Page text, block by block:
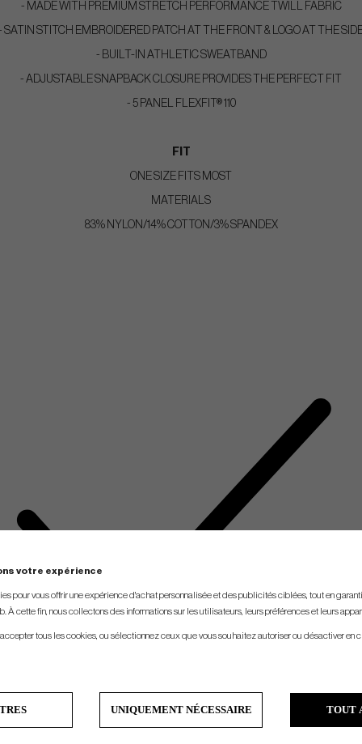
- MADE WITH PREMIUM STRETCH PERFORMANCE TWILL FABRIC
SATIN STITCH EMBROIDERED PATCH AT THE FRONT & LOGO AT THE
- BUILT-IN ATHLETIC SWEATBAND
- ADJUSTABLE SNAPBACK CLOSURE PROVIDES THE PERFECT FIT
- 5 PANEL FLEXFIT® 110
FIT
ONE SIZE FITS MOST
MATERIALS
83% NYLON/14% COTTON/3% SPANDEX
votre expérience
pour vous offrir une expérience d'achat personnalisée et des publicités ciblées, tout en
À cette fin, nous collectons des informations sur les utilisateurs, leurs préférences et leurs
tous les cookies, ou sélectionnez ceux que vous souhaitez autoriser ou désactiver en
UNIQUEMENT NÉCESSAIRE TOUT